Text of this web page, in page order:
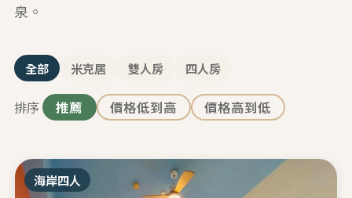
泉。
全部 米克居 雙人房 四人房
排序 推薦 價格低到高 價格高到低
海岸四人